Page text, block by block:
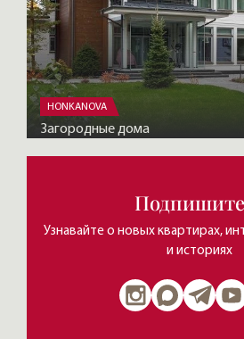
HONKANOVA
Загородные дома
Узнавайте о новых квартирах,
и историях